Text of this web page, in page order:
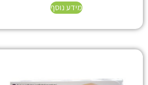
מידע נוסף